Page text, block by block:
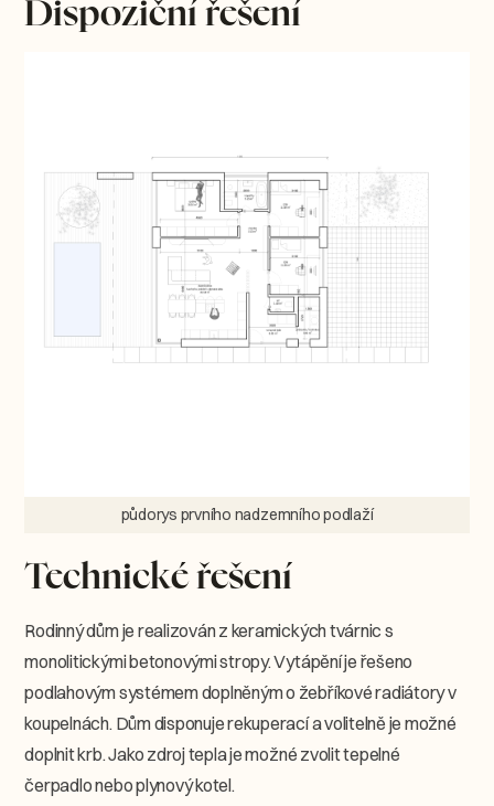
Dispoziční řešení
půdorys prvního nadzemního podlaží
Technické řešení
Rodinný dům je realizován z keramických tvárnic s
monolitickými betonovými stropy. Vytápění je řešeno
podlahovým systémem doplněným o žebříkové radiátory v
koupelnách. Dům disponuje rekuperací a volitelně je možné
doplnit krb. Jako zdroj tepla je možné zvolit tepelné
čerpadlo nebo plynový kotel.